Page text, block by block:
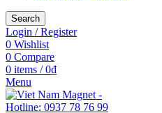
Search
Login / Register
0 Wishlist
0 Compare
0 items / 0₫
Menu